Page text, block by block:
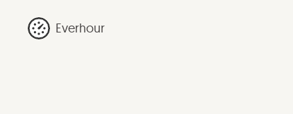
Everhour